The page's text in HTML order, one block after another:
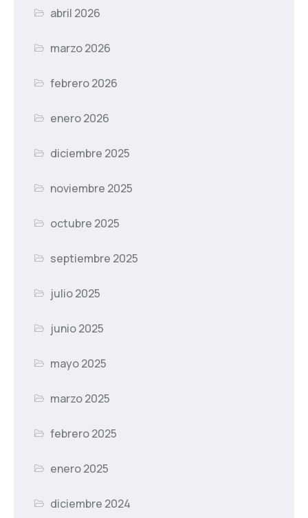
abril 2026
marzo 2026
febrero 2026
enero 2026
diciembre 2025
noviembre 2025
octubre 2025
septiembre 2025
julio 2025
junio 2025
mayo 2025
marzo 2025
febrero 2025
enero 2025
diciembre 2024